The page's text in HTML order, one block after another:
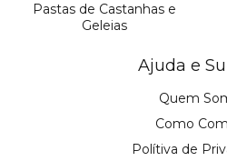
Pastas de Castanhas e
Geleias
Ajuda e
Quem
Como
Polítiva de